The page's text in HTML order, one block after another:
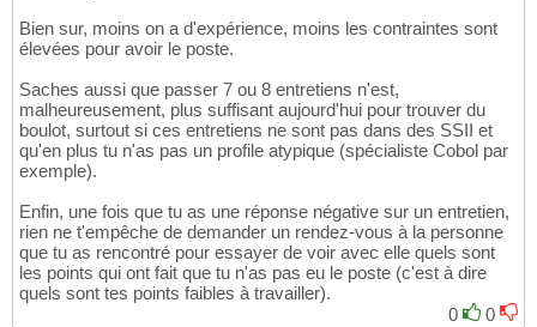
Bien sur, moins on a d'expérience, moins les contraintes sont
élevées pour avoir le poste.
Saches aussi que passer 7 ou 8 entretiens n'est,
malheureusement, plus suffisant aujourd'hui pour trouver du
boulot, surtout si ces entretiens ne sont pas dans des SSII et
qu'en plus tu n'as pas un profile atypique (spécialiste Cobol par
exemple).
Enfin, une fois que tu as une réponse négative sur un entretien,
rien ne t'empêche de demander un rendez-vous à la personne
que tu as rencontré pour essayer de voir avec elle quels sont
les points qui ont fait que tu n'as pas eu le poste (c'est à dire
quels sont tes points faibles à travailler).
0
0